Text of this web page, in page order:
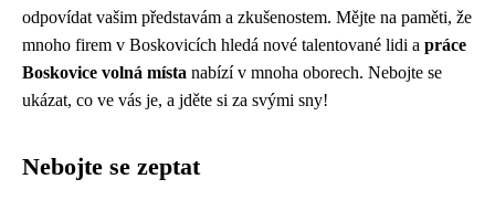
odpovídat vašim představám a zkušenostem. Mějte na paměti, že
mnoho firem v Boskovicích hledá nové talentované lidi a práce
Boskovice volná místa nabízí v mnoha oborech. Nebojte se
ukázat, co ve vás je, a jděte si za svými sny!
Nebojte se zeptat